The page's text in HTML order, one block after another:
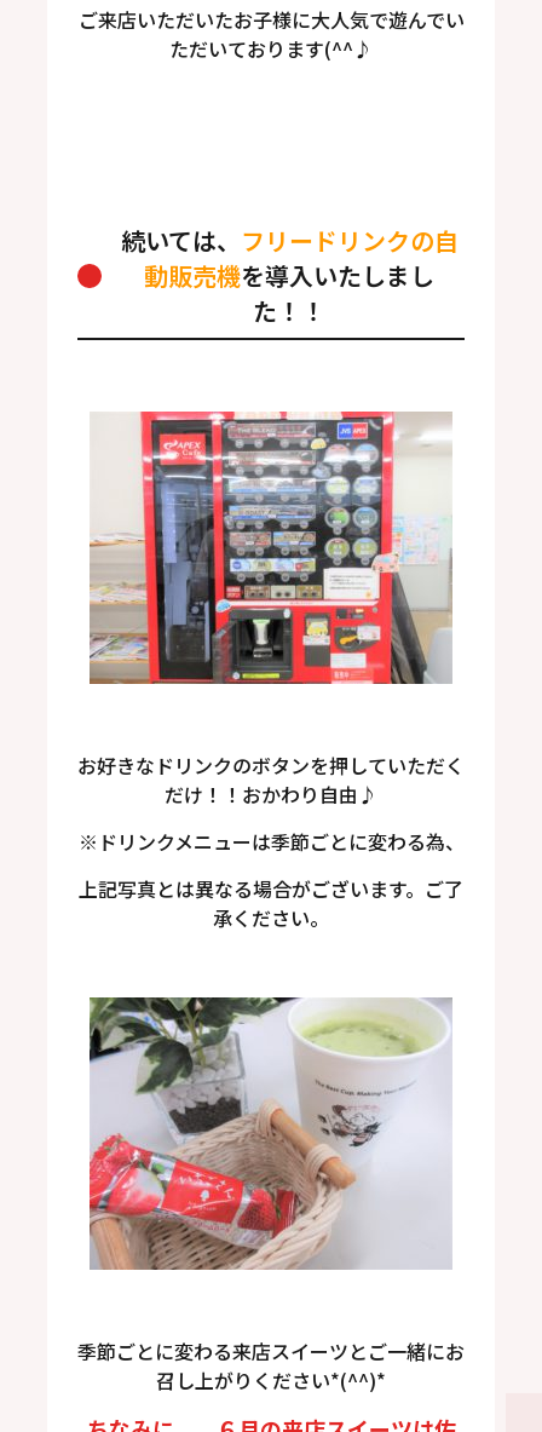
ご来店いただいたお子様に大人気で遊んでい
ただいております(^^♪
続いては、 フリードリンクの自
動販売機を導入いたしまし
た！！
お好きなドリンクのボタンを押していただく
だけ！！おかわり自由♪
※ドリンクメニューは季節ごとに変わる為、
上記写真とは異なる場合がございます。ご了
承ください。
季節ごとに変わる来店スイーツとご一緒にお
召し上がりください*(^^)*